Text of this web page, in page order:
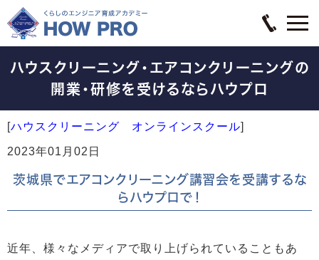
ハウスクリーニング・エアコンクリーニングの
開業・研修を受けるならハウプロ
[ハウスクリーニング オンラインスクール]
2023年01月02日
茨城県でエアコンクリーニング講習会を受講するな
らハウプロで！
近年、様々なメディアで取り上げられていることもあ